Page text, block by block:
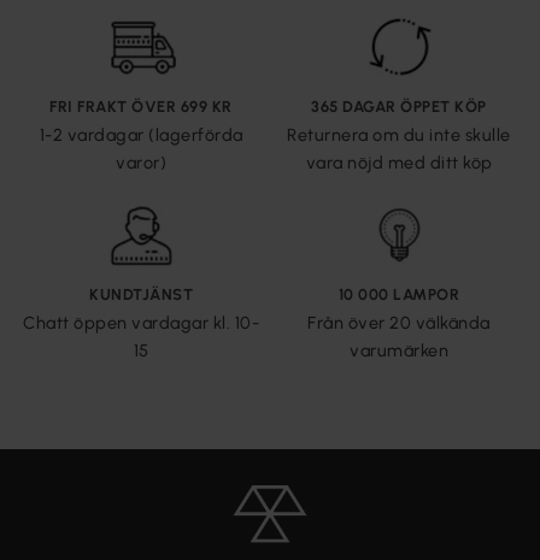
FRI FRAKT ÖVER 699 KR
1-2 vardagar (lagerförda
varor)
365 DAGAR ÖPPET KÖP
Returnera om du inte skulle
vara nöjd med ditt köp
KUNDTJÄNST
Chatt öppen vardagar kl. 10-
15
10 000 LAMPOR
Från över 20 välkända
varumärken